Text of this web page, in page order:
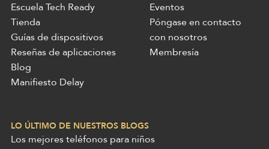
Escuela Tech Ready
Tienda
Guías de dispositivos
Reseñas de aplicaciones
Blog
Manifiesto Delay
Eventos
Póngase en contacto
con nosotros
Membresía
LO ÚLTIMO DE NUESTROS BLOGS
Los mejores teléfonos para niños